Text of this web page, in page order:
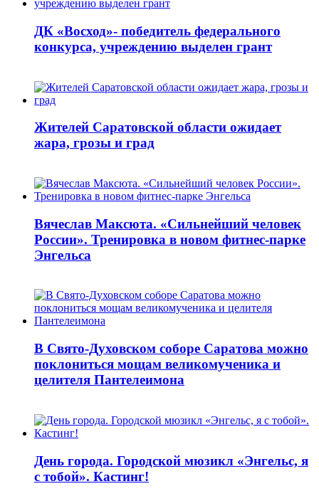
ДК «Восход»- победитель федерального
конкурса, учреждению выделен грант
Жителей Саратовской области ожидает
жара, грозы и град
Вячеслав Максюта. «Сильнейший человек
России». Тренировка в новом фитнес-парке
Энгельса
В Свято-Духовском соборе Саратова можно
поклониться мощам великомученика и
целителя Пантелеимона
День города. Городской мюзикл «Энгельс, я
с тобой». Кастинг!